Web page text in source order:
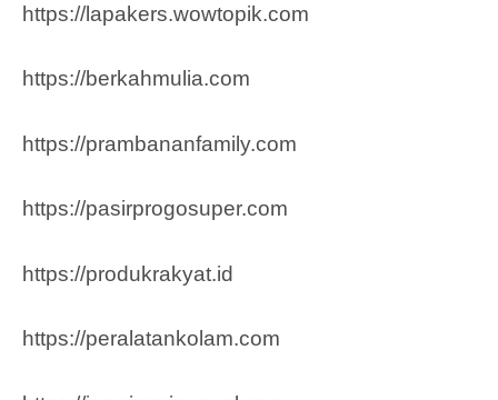
https://lapakers.wowtopik.com
https://berkahmulia.com
https://prambananfamily.com
https://pasirprogosuper.com
https://produkrakyat.id
https://peralatankolam.com